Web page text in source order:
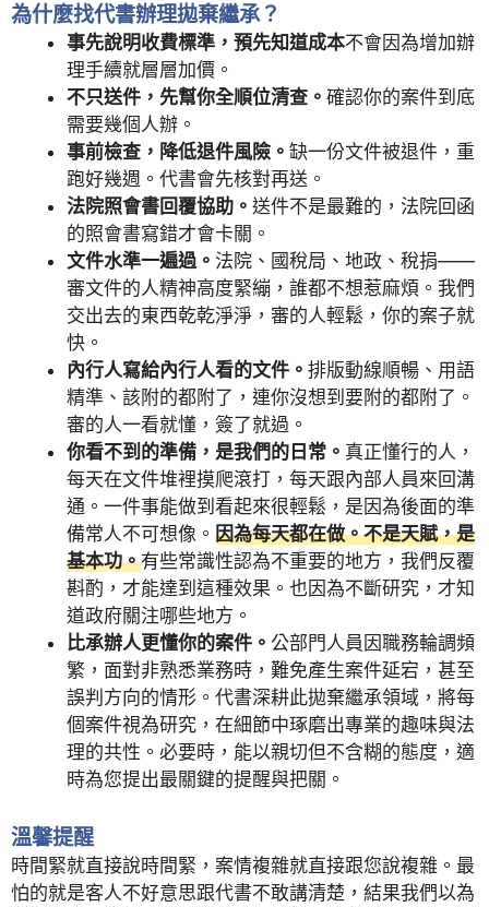
為什麼找代書辦理拋棄繼承？
事先說明收費標準，預先知道成本不會因為增加辦
理手續就層層加價。
不只送件，先幫你全順位清查。 確認你的案件到底
需要幾個人辦。
事前檢查，降低退件風險。 缺一份文件被退件，重
跑好幾週。代書會先核對再送。
法院照會書回覆協助。 送件不是最難的，法院回函
的照會書寫錯才會卡關。
文件水準一遍過。 法院、國稅局、地政、稅捐——
審文件的人精神高度緊繃，誰都不想惹麻煩。我們
交出去的東西乾乾淨淨，審的人輕鬆，你的案子就
快。
內行人寫給內行人看的文件。 排版動線順暢、用語
精準、該附的都附了，連你沒想到要附的都附了。
審的人一看就懂，簽了就過。
你看不到的準備，是我們的日常。 真正懂行的人，
每天在文件堆裡摸爬滾打，每天跟內部人員來回溝
通。一件事能做到看起來很輕鬆，是因為後面的準
備常人不可想像。 因為每天都在做。不是天賦，是
基本功。有些常識性認為不重要的地方，我們反覆
斟酌，才能達到這種效果。也因為不斷研究，才知
道政府關注哪些地方。
比承辦人更懂你的案件。 公部門人員因職務輪調頻
繁，面對非熟悉業務時，難免產生案件延宕，甚至
誤判方向的情形。代書深耕此拋棄繼承領域，將每
個案件視為研究，在細節中琢磨出專業的趣味與法
理的共性。必要時，能以親切但不含糊的態度，適
時為您提出最關鍵的提醒與把關。
溫馨提醒
時間緊就直接說時間緊，案情複雜就直接跟您說複雜。最
怕的就是客人不好意思跟代書不敢講清楚，結果我們以為